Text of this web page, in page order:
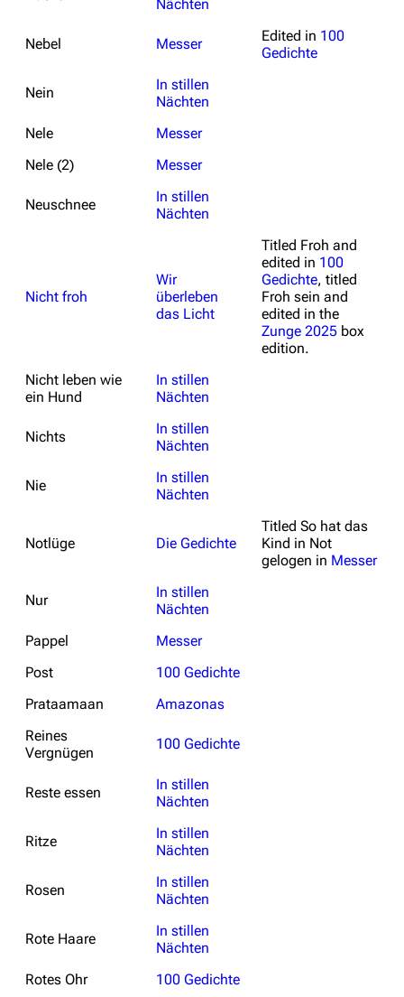
Nächten
Nebel Messer Edited in 100
Gedichte
Nein
In stillen
Nächten
Nele
Messer
Nele (2)
Messer
Neuschnee
In stillen
Nächten
Nicht froh
Wir
überleben
das Licht
Titled Froh and
edited in 100
Gedichte, titled
Froh sein and
edited in the
Zunge 2025 box
edition.
Nicht leben wie
ein Hund
In stillen
Nächten
Nichts
In stillen
Nächten
Nie
In stillen
Nächten
Notlüge Die Gedichte
Titled So hat das
Kind in Not
gelogen in Messer
Nur
In stillen
Nächten
Pappel
Messer
Post
100 Gedichte
Prataamaan
Amazonas
Reines
Vergnügen
100 Gedichte
Reste essen
In stillen
Nächten
Ritze
In stillen
Nächten
Rosen
In stillen
Nächten
Rote Haare
In stillen
Nächten
Rotes Ohr
100 Gedichte